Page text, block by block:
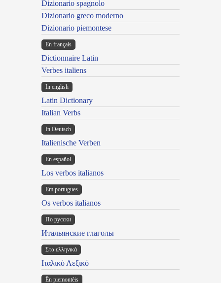
Dizionario spagnolo
Dizionario greco moderno
Dizionario piemontese
En français
Dictionnaire Latin
Verbes italiens
In english
Latin Dictionary
Italian Verbs
In Deutsch
Italienische Verben
En español
Los verbos italianos
Em portugues
Os verbos italianos
По русски
Итальянские глаголы
Στα ελληνικά
Ιταλικό Λεξικό
Ën piemontèis